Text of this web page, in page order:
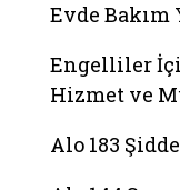
Evde
Engelliler
Hizmet ve
Alo 183